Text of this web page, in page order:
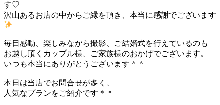
す♡
沢山あるお店の中からご縁を頂き、本当に感謝でございます
毎日感動、楽しみながら撮影、ご結婚式を行えているのも
お越し頂くカップル様、ご家族様のおかげでございます。
いつも本当にありがとうございます＾＾
本日は当店でお問合せが多く、
人気なプランをご紹介です ＊＊